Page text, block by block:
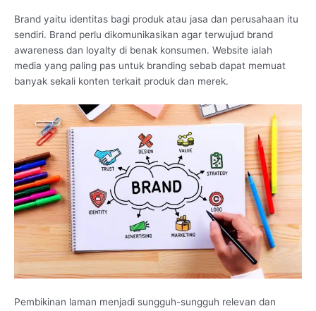
Brand yaitu identitas bagi produk atau jasa dan perusahaan itu
sendiri. Brand perlu dikomunikasikan agar terwujud brand
awareness dan loyalty di benak konsumen. Website ialah
media yang paling pas untuk branding sebab dapat memuat
banyak sekali konten terkait produk dan merek.
Pembikinan laman menjadi sungguh-sungguh relevan dan